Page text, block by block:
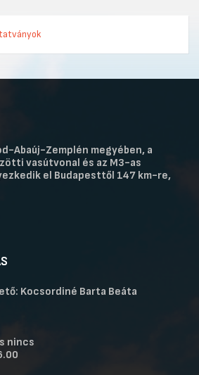
Abaúj-Zemplén megyében, a
vasútvonal és az M3-as
el Budapesttől 147 km-re,
Kocsordiné Barta Beáta
nincs